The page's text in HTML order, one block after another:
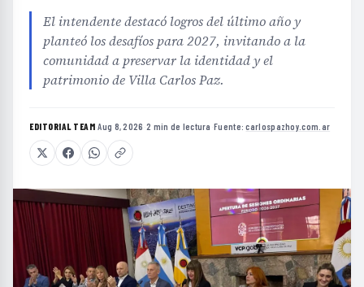
El intendente destacó logros del último año y
planteó los desafíos para 2027, invitando a la
comunidad a preservar la identidad y el
patrimonio de Villa Carlos Paz.
EDITORIAL TEAM·Aug 8, 2026 ·2 min de lectura ·Fuente:carlospazhoy.com.ar